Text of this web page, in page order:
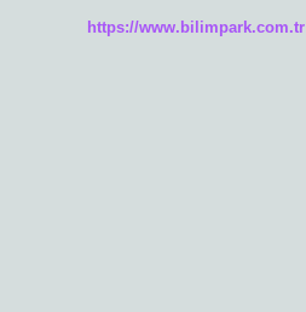
https://www.bilimpark.com.tr